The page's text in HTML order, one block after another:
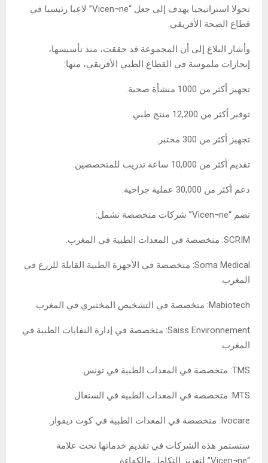
تحولا استراتيجيا يهدف إلى جعل “Vicen¬ne” لاعبا رئيسيا في
قطاع الصحة الأفريقي.
وأشار البلاغ إلى أن المجموعة قد حققت، منذ تأسيسها،
إنجازات ملموسة في القطاع الطبي الأفريقي، منها:
تجهيز أكثر من 1000 منشأة صحية.
توفير أكثر من 12,200 منتج طبي.
تجهيز أكثر من 300 مختبر.
تقديم أكثر من 10,000 ساعة تدريب للمتخصصين.
دعم أكثر من 30,000 عملية جراحية.
تضم “Vicen¬ne” شركات متخصصة تشمل:
SCRIM: متخصصة في المعدات الطبية في المغرب.
Soma Medical: متخصصة في الأجهزة الطبية القابلة للزرع في
المغرب.
Mabiotech: متخصصة في التشخيص المختبري في المغرب.
Saiss Environnement: متخصصة في إدارة النفايات الطبية في
المغرب.
TMS: متخصصة في المعدات الطبية في تونس.
MTS: متخصصة في المعدات الطبية في السنغال.
Ivocare: متخصصة في المعدات الطبية في كوت ديفوار.
ستستمر هذه الشركات في تقديم خدماتها تحت علامة
“Vicen¬ne” لتعزيز التكامل والكفاءة.